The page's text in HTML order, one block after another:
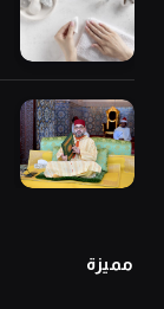
مميزة